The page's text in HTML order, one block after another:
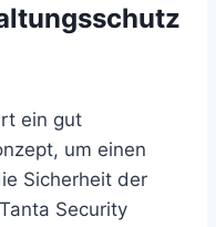
ein gut
um einen
Sicherheit der
Security